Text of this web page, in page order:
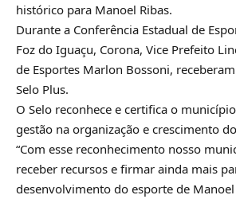
histórico para Manoel Ribas.
Durante a Conferência Estadual de
Foz do Iguaçu, Corona, Vice Prefeito
de Esportes Marlon Bossoni,
Selo Plus.
O Selo reconhece e certifica o
gestão na organização e crescimento
“Com esse reconhecimento nosso
receber recursos e firmar ainda mais
desenvolvimento do esporte de